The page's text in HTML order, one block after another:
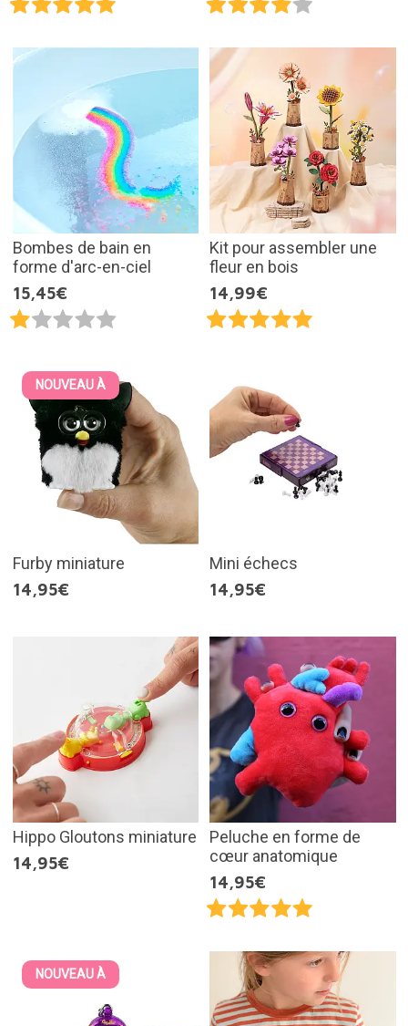
Bombes de bain en
forme d'arc-en-ciel
15,45€
Kit pour assembler une
fleur en bois
14,99€
NOUVEAU À
Furby miniature
14,95€
Mini échecs
14,95€
Hippo Gloutons miniature
14,95€
Peluche en forme de
cœur anatomique
14,95€
NOUVEAU À